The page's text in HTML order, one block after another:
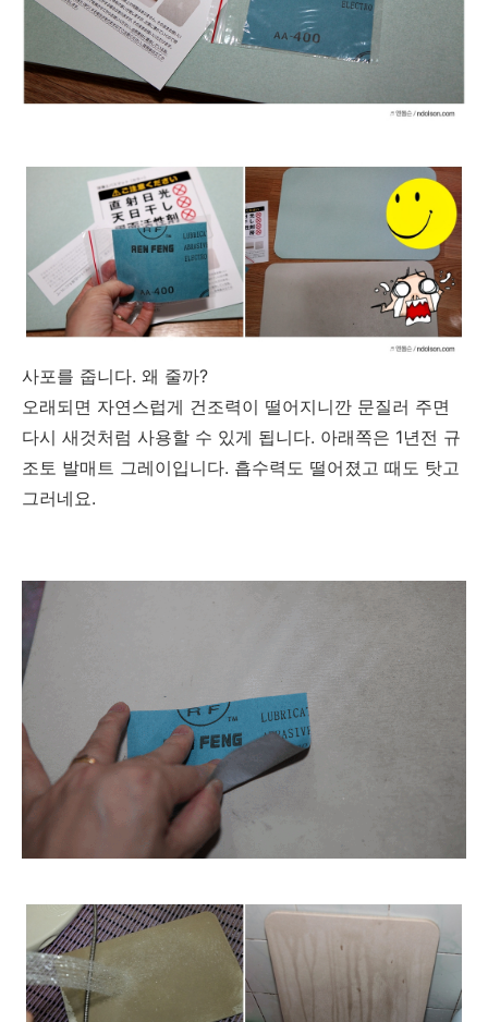
사포를 줍니다. 왜 줄까?
오래되면 자연스럽게 건조력이 떨어지니깐 문질러 주면
다시 새것처럼 사용할 수 있게 됩니다. 아래쪽은 1년전 규
조토 발매트 그레이입니다. 흡수력도 떨어졌고 때도 탓고
그러네요.